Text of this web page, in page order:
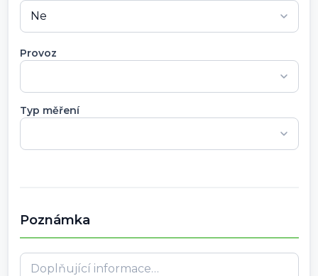
Provoz
Typ měření
Poznámka